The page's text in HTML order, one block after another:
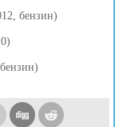
бензин)